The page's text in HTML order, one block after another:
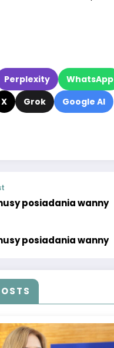
Perplexity
WhatsApp
X Grok Google AI
posiadania wanny
posiadania wanny